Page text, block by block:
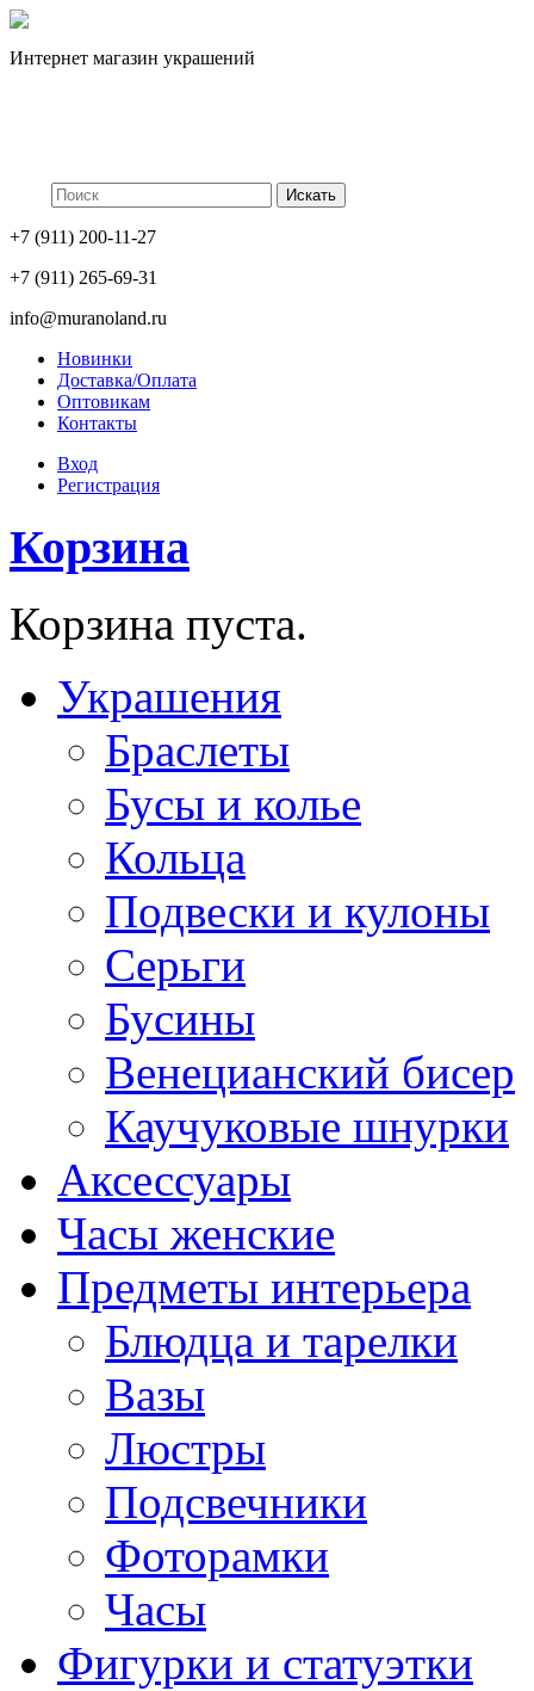
Интернет магазин украшений
+7 (911) 200-11-27
+7 (911) 265-69-31
info@muranoland.ru
Новинки
Доставка/Оплата
Оптовикам
Контакты
Вход
Регистрация
Корзина
Корзина пуста.
Украшения
Браслеты
Бусы и колье
Кольца
Подвески и кулоны
Серьги
Бусины
Венецианский бисер
Каучуковые шнурки
Аксессуары
Часы женские
Предметы интерьера
Блюдца и тарелки
Вазы
Люстры
Подсвечники
Фоторамки
Часы
Фигурки и статуэтки